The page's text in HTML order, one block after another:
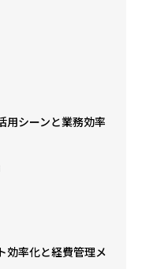
用シーンと業務効率
効率化と経費管理メ